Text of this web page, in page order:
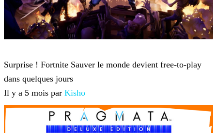
Surprise ! Fortnite Sauver le monde devient free-to-play
dans quelques jours
Il y a 5 mois par Kisho